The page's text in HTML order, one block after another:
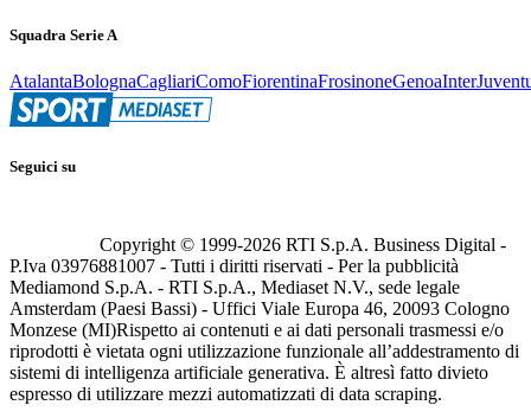
Squadra Serie A
AtalantaBolognaCagliariComoFiorentinaFrosinoneGenoaInter
Seguici su
Copyright © 1999-2026 RTI S.p.A. Business Digital -
P.Iva 03976881007 - Tutti i diritti riservati - Per la pubblicità
Mediamond S.p.A. - RTI S.p.A., Mediaset N.V., sede legale
Amsterdam (Paesi Bassi) - Uffici Viale Europa 46, 20093 Cologno
Monzese (MI)Rispetto ai contenuti e ai dati personali trasmessi e/o
riprodotti è vietata ogni utilizzazione funzionale all’addestramento di
sistemi di intelligenza artificiale generativa. È altresì fatto divieto
espresso di utilizzare mezzi automatizzati di data scraping.